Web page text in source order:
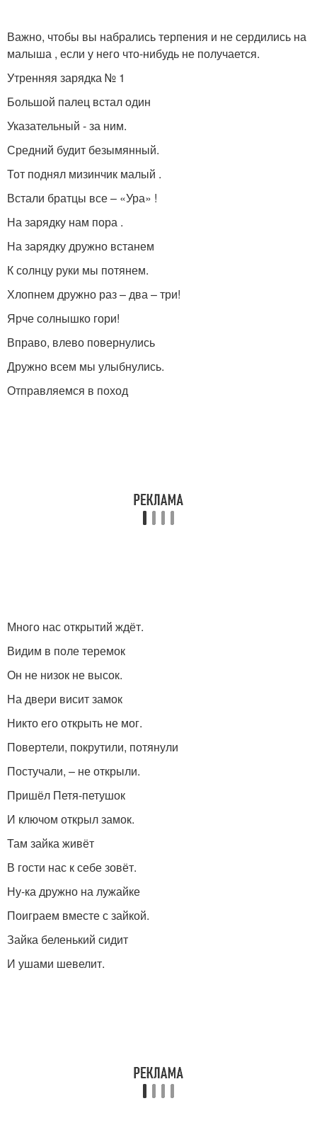
Важно, чтобы вы набрались терпения и не сердились на
малыша , если у него что-нибудь не получается.
Утренняя зарядка № 1
Большой палец встал один
Указательный - за ним.
Средний будит безымянный.
Тот поднял мизинчик малый .
Встали братцы все – «Ура» !
На зарядку нам пора .
На зарядку дружно встанем
К солнцу руки мы потянем.
Хлопнем дружно раз – два – три!
Ярче солнышко гори!
Вправо, влево повернулись
Дружно всем мы улыбнулись.
Отправляемся в поход
Много нас открытий ждёт.
Видим в поле теремок
Он не низок не высок.
На двери висит замок
Никто его открыть не мог.
Повертели, покрутили, потянули
Постучали, – не открыли.
Пришёл Петя-петушок
И ключом открыл замок.
Там зайка живёт
В гости нас к себе зовёт.
Ну-ка дружно на лужайке
Поиграем вместе с зайкой.
Зайка беленький сидит
И ушами шевелит.